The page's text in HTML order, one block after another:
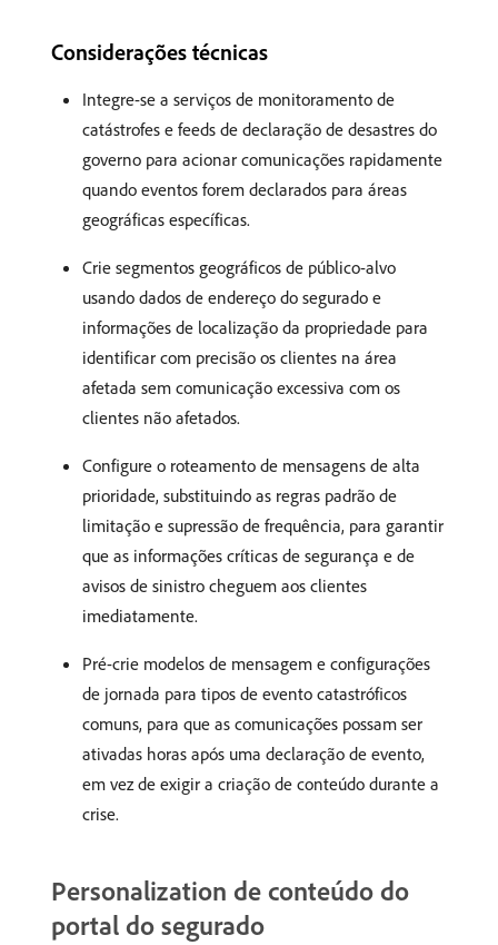
Considerações técnicas
Integre-se a serviços de monitoramento de
catástrofes e feeds de declaração de desastres do
governo para acionar comunicações rapidamente
quando eventos forem declarados para áreas
geográficas específicas.
Crie segmentos geográficos de público-alvo
usando dados de endereço do segurado e
informações de localização da propriedade para
identificar com precisão os clientes na área
afetada sem comunicação excessiva com os
clientes não afetados.
Configure o roteamento de mensagens de alta
prioridade, substituindo as regras padrão de
limitação e supressão de frequência, para garantir
que as informações críticas de segurança e de
avisos de sinistro cheguem aos clientes
imediatamente.
Pré-crie modelos de mensagem e configurações
de jornada para tipos de evento catastróficos
comuns, para que as comunicações possam ser
ativadas horas após uma declaração de evento,
em vez de exigir a criação de conteúdo durante a
crise.
Personalization de conteúdo do
portal do segurado